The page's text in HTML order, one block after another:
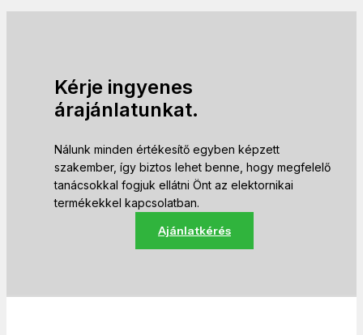
Kérje ingyenes
árajánlatunkat.
Nálunk minden értékesítő egyben képzett
szakember, így biztos lehet benne, hogy megfelelő
tanácsokkal fogjuk ellátni Önt az elektornikai
termékekkel kapcsolatban.
Ajánlatkérés